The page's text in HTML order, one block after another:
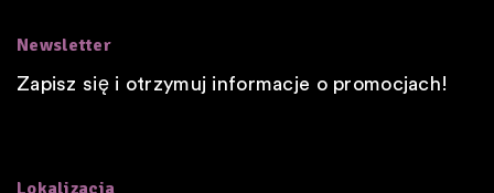
Newsletter
Zapisz się i otrzymuj informacje o promocjach!
Lokalizacja